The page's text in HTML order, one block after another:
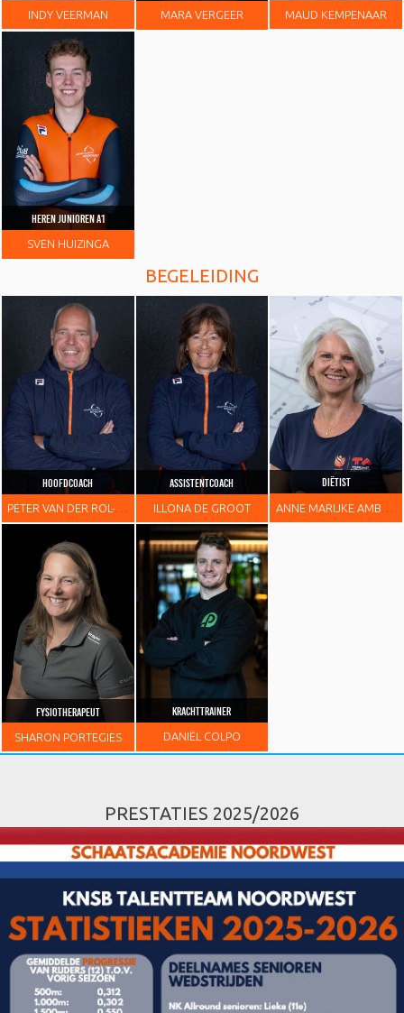
INDY VEERMAN MARA VERGEER MAUD KEMPENAAR
HEREN JUNIOREN A1
SVEN HUIZINGA
BEGELEIDING
HOOFDCOACH
PETER VAN DER ROL-BROUWER
ASSISTENTCOACH
ILLONA DE GROOT
DIËTIST
ANNE MARIJKE AMBERGEN
FYSIOTHERAPEUT
SHARON PORTEGIES
KRACHTTRAINER
DANIËL COLPO
PRESTATIES 2025/2026